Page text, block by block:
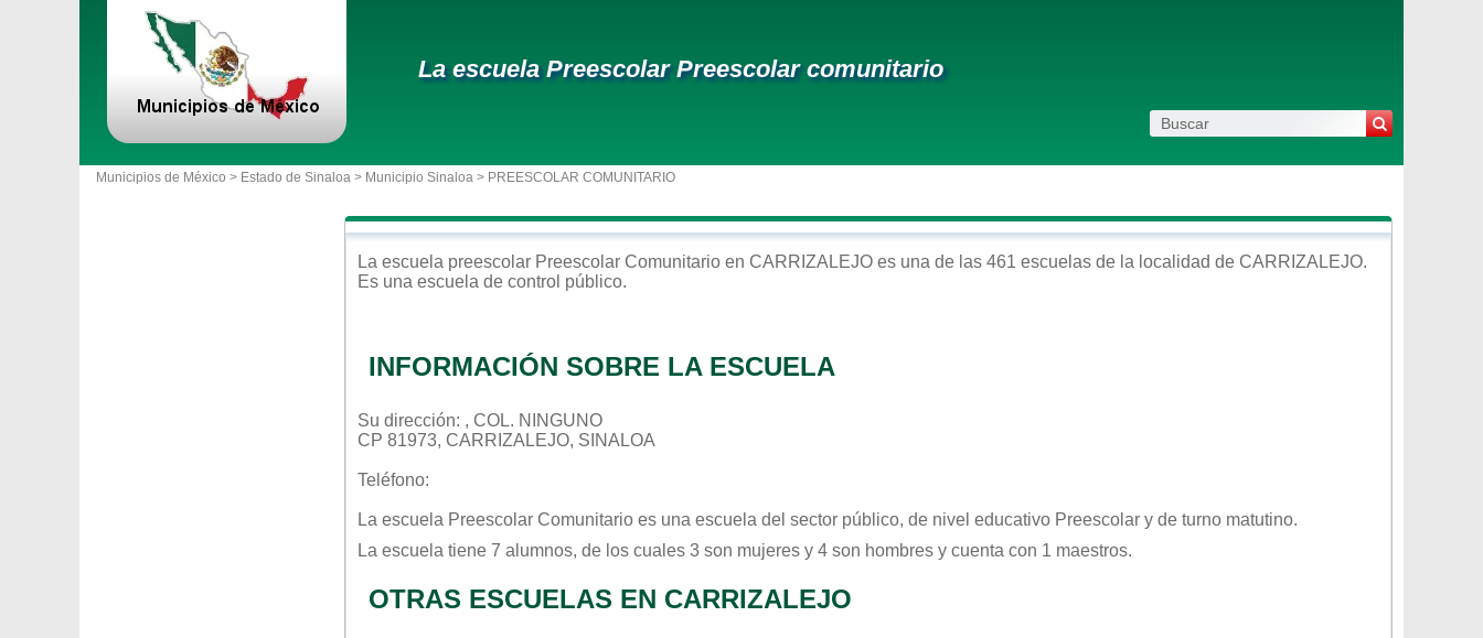
La escuela Preescolar Preescolar comunitario
Municipios de México > Estado de Sinaloa > Municipio Sinaloa > PREESCOLAR COMUNITARIO
La escuela preescolar Preescolar Comunitario en CARRIZALEJO es una de las 461 escuelas de la localidad de CARRIZALEJO.
Es una escuela de control público.
INFORMACIÓN SOBRE LA ESCUELA
Su dirección: , COL. NINGUNO
CP 81973, CARRIZALEJO, SINALOA
Teléfono:
La escuela Preescolar Comunitario es una escuela del sector público, de nivel educativo Preescolar y de turno matutino.
La escuela tiene 7 alumnos, de los cuales 3 son mujeres y 4 son hombres y cuenta con 1 maestros.
OTRAS ESCUELAS EN CARRIZALEJO